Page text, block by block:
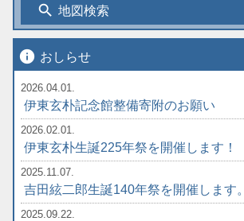
search 地図検索
info おしらせ
2026.04.01.
伊東玄朴記念館整備寄附のお願い
2026.02.01.
伊東玄朴生誕225年祭を開催します！
2025.11.07.
吉田絃二郎生誕140年祭を開催します。
2025.09.22.